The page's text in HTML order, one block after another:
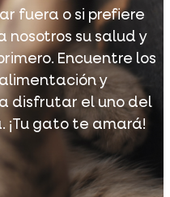
fuera o si prefiere
nosotros su salud y
Encuentre los
y
disfrutar el uno del
¡Tu gato te amará!